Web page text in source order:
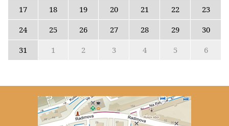
17
18 19 20 21 22
23
24
25 26 27 28 29
30
31
1 2 3 4 5 6